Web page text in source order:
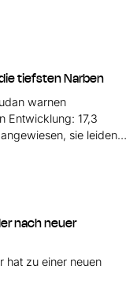
tiefsten Narben
warnen
Entwicklung: 17,3
sie leiden
nach neuer
hat zu einer neuen